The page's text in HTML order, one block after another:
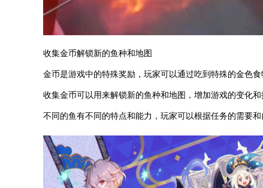
收集金币解锁新的鱼种和地图
金币是游戏中的特殊奖励，玩家可以通过吃到特殊的金色食
收集金币可以用来解锁新的鱼种和地图，增加游戏的变化和
不同的鱼有不同的特点和能力，玩家可以根据任务的需要